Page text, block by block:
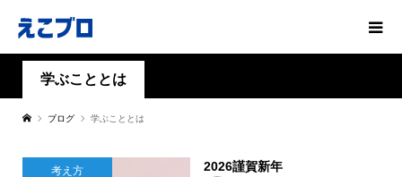
学ぶこととは
ブログ 学ぶこととは
考え方 2026謹賀新年